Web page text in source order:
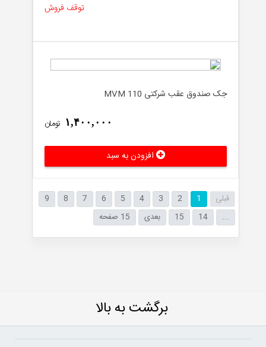
توقف فروش
جک صندوق عقب شرکتی MVM 110
۱,۴۰۰,۰۰۰ تومان
قبلی 1
2
3
4
5
6
7
8
9
...
14
15 بعدی 15 صفحه
برگشت به بالا